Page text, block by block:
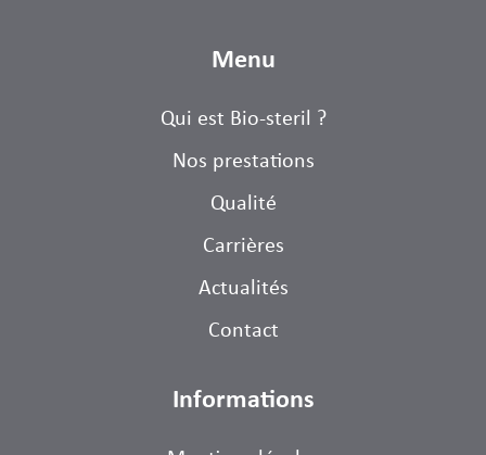
Menu
Qui est Bio-steril ?
Nos prestations
Qualité
Carrières
Actualités
Contact
Informations